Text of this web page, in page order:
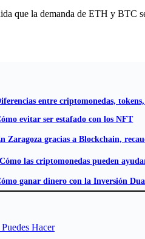
que la demanda de ETH y
entre criptomonedas,
evitar ser estafado con los NFT
Zaragoza gracias a Blockchain,
las criptomonedas pueden
ganar dinero con la Inversión
Hacer